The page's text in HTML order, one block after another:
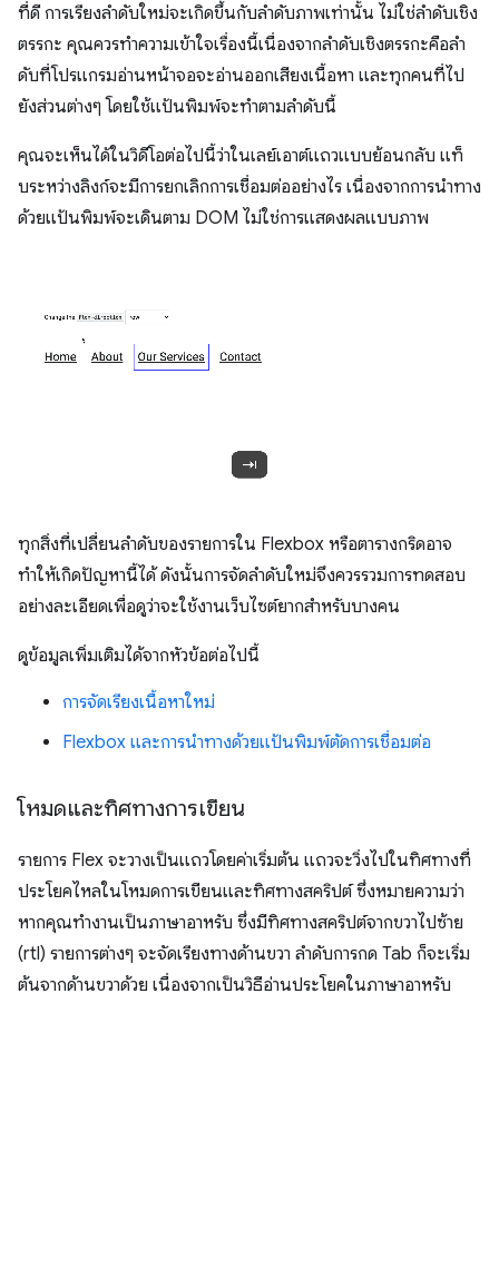
ที่ดี การเรียงลำดับใหม่จะเกิดขึ้นกับลำดับภาพเท่านั้น ไม่ใช่ลำดับเชิง
ตรรกะ คุณควรทำความเข้าใจเรื่องนี้เนื่องจากลําดับเชิงตรรกะคือลํา
ดับที่โปรแกรมอ่านหน้าจอจะอ่านออกเสียงเนื้อหา และทุกคนที่ไป
ยังส่วนต่างๆ โดยใช้แป้นพิมพ์จะทําตามลําดับนี้
คุณจะเห็นได้ในวิดีโอต่อไปนี้ว่าในเลย์เอาต์แถวแบบย้อนกลับ แท็
บระหว่างลิงก์จะมีการยกเลิกการเชื่อมต่ออย่างไร เนื่องจากการนําทาง
ด้วยแป้นพิมพ์จะเดินตาม DOM ไม่ใช่การแสดงผลแบบภาพ
ทุกสิ่งที่เปลี่ยนลำดับของรายการใน Flexbox หรือตารางกริดอาจ
ทำให้เกิดปัญหานี้ได้ ดังนั้นการจัดลําดับใหม่จึงควรรวมการทดสอบ
อย่างละเอียดเพื่อดูว่าจะใช้งานเว็บไซต์ยากสำหรับบางคน
ดูข้อมูลเพิ่มเติมได้จากหัวข้อต่อไปนี้
การจัดเรียงเนื้อหาใหม่
Flexbox และการนำทางด้วยแป้นพิมพ์ตัดการเชื่อมต่อ
โหมดและทิศทางการเขียน
รายการ Flex จะวางเป็นแถวโดยค่าเริ่มต้น แถวจะวิ่งไปในทิศทางที่
ประโยคไหลในโหมดการเขียนและทิศทางสคริปต์ ซึ่งหมายความว่า
หากคุณทำงานเป็นภาษาอาหรับ ซึ่งมีทิศทางสคริปต์จากขวาไปซ้าย
(rtl) รายการต่างๆ จะจัดเรียงทางด้านขวา ลําดับการกด Tab ก็จะเริ่ม
ต้นจากด้านขวาด้วย เนื่องจากเป็นวิธีอ่านประโยคในภาษาอาหรับ